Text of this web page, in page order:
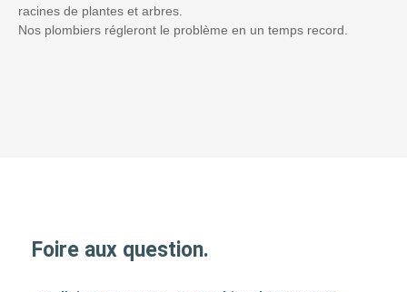
racines de plantes et arbres.
Nos plombiers régleront le problème en un temps record.
Foire aux question.